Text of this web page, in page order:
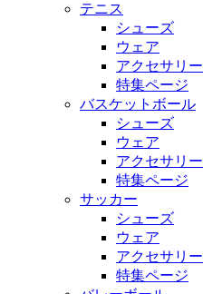
テニス
シューズ
ウェア
アクセサリー
特集ページ
バスケットボール
シューズ
ウェア
アクセサリー
特集ページ
サッカー
シューズ
ウェア
アクセサリー
特集ページ